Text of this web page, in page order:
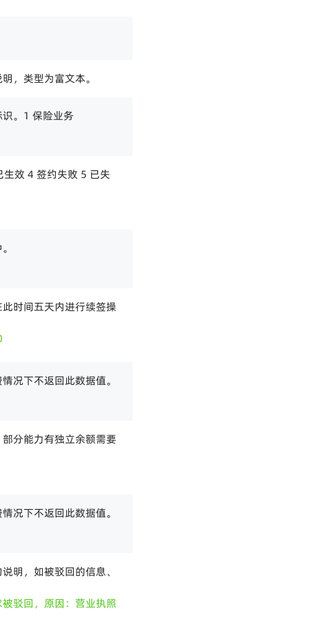
，类型为富文本。
。1 保险业务
效 4 签约失败 5 已失
时间五天内进行续签操
况下不返回此数据值。
分能力有独立余额需要
况下不返回此数据值。
明，如被驳回的信息、
驳回，原因：营业执照